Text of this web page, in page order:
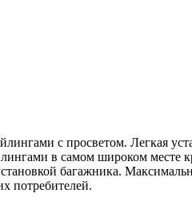
с просветом. Легкая
в самом широком
багажника.
потребителей.